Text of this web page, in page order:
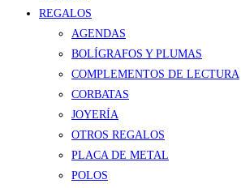
REGALOS
AGENDAS
BOLÍGRAFOS Y PLUMAS
COMPLEMENTOS DE LECTURA
CORBATAS
JOYERÍA
OTROS REGALOS
PLACA DE METAL
POLOS